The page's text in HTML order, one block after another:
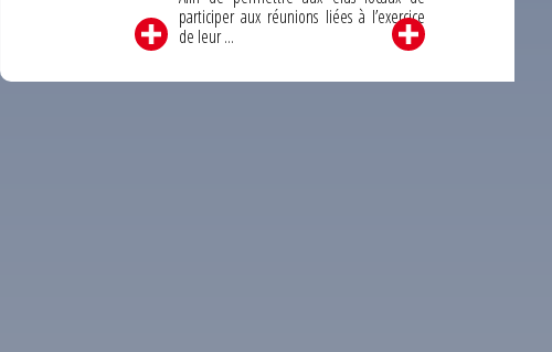
participer aux réunions liées à l’exercice
de leur ...